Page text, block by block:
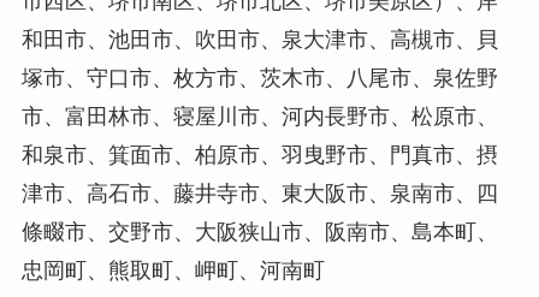
和田市、池田市、吹田市、泉大津市、高槻市、貝
塚市、守口市、枚方市、茨木市、八尾市、泉佐野
市、富田林市、寝屋川市、河内長野市、松原市、
和泉市、箕面市、柏原市、羽曳野市、門真市、摂
津市、高石市、藤井寺市、東大阪市、泉南市、四
條畷市、交野市、大阪狭山市、阪南市、島本町、
忠岡町、熊取町、岬町、河南町